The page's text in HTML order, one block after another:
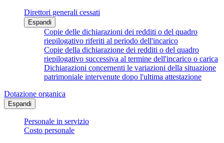
Direttori generali cessati
Espandi
Copie delle dichiarazioni dei redditi o del quadro
riepilogativo riferiti al periodo dell'incarico
Copie della dichiarazione dei redditi o del quadro
riepilogativo successiva al termine dell'incarico o carica
Dichiarazioni concernenti le variazioni della situazione
patrimoniale intervenute dopo l'ultima attestazione
Dotazione organica
Espandi
Personale in servizio
Costo personale